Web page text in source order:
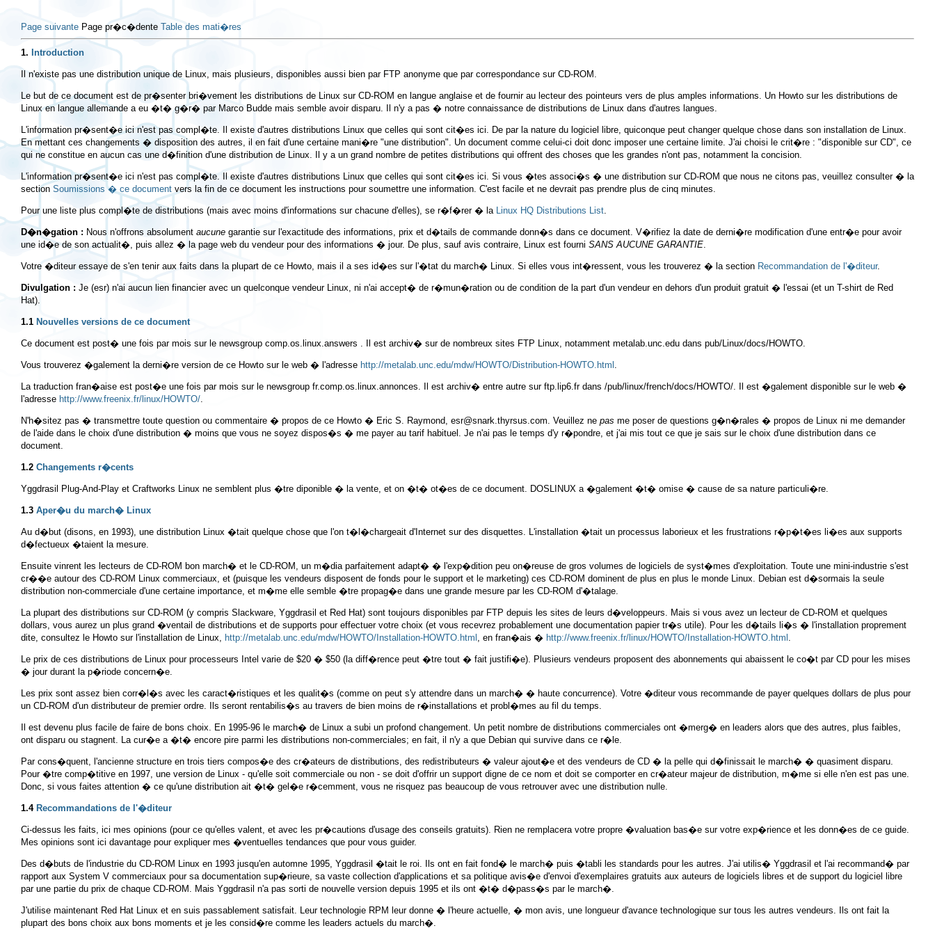
Page suivante Page pr�c�dente Table des mati�res
1. Introduction
Il n'existe pas une distribution unique de Linux, mais plusieurs, disponibles aussi bien par FTP anonyme que par correspondance sur CD-ROM.
Le but de ce document est de pr�senter bri�vement les distributions de Linux sur CD-ROM en langue anglaise et de fournir au lecteur des pointeurs vers de plus amples informations. Un Howto sur les distributions de
Linux en langue allemande a eu �t� g�r� par Marco Budde mais semble avoir disparu. Il n'y a pas � notre connaissance de distributions de Linux dans d'autres langues.
L'information pr�sent�e ici n'est pas compl�te. Il existe d'autres distributions Linux que celles qui sont cit�es ici. De par la nature du logiciel libre, quiconque peut changer quelque chose dans son installation de Linux.
En mettant ces changements � disposition des autres, il en fait d'une certaine mani�re "une distribution". Un document comme celui-ci doit donc imposer une certaine limite. J'ai choisi le crit�re : "disponible sur CD", ce
qui ne constitue en aucun cas une d�finition d'une distribution de Linux. Il y a un grand nombre de petites distributions qui offrent des choses que les grandes n'ont pas, notamment la concision.
L'information pr�sent�e ici n'est pas compl�te. Il existe d'autres distributions Linux que celles qui sont cit�es ici. Si vous �tes associ�s � une distribution sur CD-ROM que nous ne citons pas, veuillez consulter � la
section Soumissions � ce document vers la fin de ce document les instructions pour soumettre une information. C'est facile et ne devrait pas prendre plus de cinq minutes.
Pour une liste plus compl�te de distributions (mais avec moins d'informations sur chacune d'elles), se r�f�rer � la Linux HQ Distributions List.
D�n�gation : Nous n'offrons absolument aucune garantie sur l'exactitude des informations, prix et d�tails de commande donn�s dans ce document. V�rifiez la date de derni�re modification d'une entr�e pour avoir
une id�e de son actualit�, puis allez � la page web du vendeur pour des informations � jour. De plus, sauf avis contraire, Linux est fourni SANS AUCUNE GARANTIE.
Votre �diteur essaye de s'en tenir aux faits dans la plupart de ce Howto, mais il a ses id�es sur l'�tat du march� Linux. Si elles vous int�ressent, vous les trouverez � la section Recommandation de l'�diteur.
Divulgation : Je (esr) n'ai aucun lien financier avec un quelconque vendeur Linux, ni n'ai accept� de r�mun�ration ou de condition de la part d'un vendeur en dehors d'un produit gratuit � l'essai (et un T-shirt de Red
Hat).
1.1 Nouvelles versions de ce document
Ce document est post� une fois par mois sur le newsgroup comp.os.linux.answers . Il est archiv� sur de nombreux sites FTP Linux, notamment metalab.unc.edu dans pub/Linux/docs/HOWTO.
Vous trouverez �galement la derni�re version de ce Howto sur le web � l'adresse http://metalab.unc.edu/mdw/HOWTO/Distribution-HOWTO.html .
La traduction fran�aise est post�e une fois par mois sur le newsgroup fr.comp.os.linux.annonces. Il est archiv� entre autre sur ftp.lip6.frdans /pub/linux/french/docs/HOWTO/. Il est �galement disponible sur le web �
l'adresse http://www.freenix.fr/linux/HOWTO/.
N'h�sitez pas � transmettre toute question ou commentaire � propos de ce Howto � Eric S. Raymond, esr@snark.thyrsus.com. Veuillez ne pas me poser de questions g�n�rales � propos de Linux ni me demander
de l'aide dans le choix d'une distribution � moins que vous ne soyez dispos�s � me payer au tarif habituel. Je n'ai pas le temps d'y r�pondre, et j'ai mis tout ce que je sais sur le choix d'une distribution dans ce
document.
1.2 Changements r�cents
Yggdrasil Plug-And-Play et Craftworks Linux ne semblent plus �tre diponible � la vente, et on �t� ot�es de ce document. DOSLINUX a �galement �t� omise � cause de sa nature particuli�re.
1.3 Aper�u du march� Linux
Au d�but (disons, en 1993), une distribution Linux �tait quelque chose que l'on t�l�chargeait d'Internet sur des disquettes. L'installation �tait un processus laborieux et les frustrations r�p�t�es li�es aux supports
d�fectueux �taient la mesure.
Ensuite vinrent les lecteurs de CD-ROM bon march� et le CD-ROM, un m�dia parfaitement adapt� � l'exp�dition peu on�reuse de gros volumes de logiciels de syst�mes d'exploitation. Toute une mini-industrie s'est
cr��e autour des CD-ROM Linux commerciaux, et (puisque les vendeurs disposent de fonds pour le support et le marketing) ces CD-ROM dominent de plus en plus le monde Linux. Debian est d�sormais la seule
distribution non-commerciale d'une certaine importance, et m�me elle semble �tre propag�e dans une grande mesure par les CD-ROM d'�talage.
La plupart des distributions sur CD-ROM (y compris Slackware, Yggdrasil et Red Hat) sont toujours disponibles par FTP depuis les sites de leurs d�veloppeurs. Mais si vous avez un lecteur de CD-ROM et quelques
dollars, vous aurez un plus grand �ventail de distributions et de supports pour effectuer votre choix (et vous recevrez probablement une documentation papier tr�s utile). Pour les d�tails li�s � l'installation proprement
dite, consultez le Howto sur l'installation de Linux, http://metalab.unc.edu/mdw/HOWTO/Installation-HOWTO.html , en fran�ais � http://www.freenix.fr/linux/HOWTO/Installation-HOWTO.html .
Le prix de ces distributions de Linux pour processeurs Intel varie de $20 � $50 (la diff�rence peut �tre tout � fait justifi�e). Plusieurs vendeurs proposent des abonnements qui abaissent le co�t par CD pour les mises
� jour durant la p�riode concern�e.
Les prix sont assez bien corr�l�s avec les caract�ristiques et les qualit�s (comme on peut s'y attendre dans un march� � haute concurrence). Votre �diteur vous recommande de payer quelques dollars de plus pour
un CD-ROM d'un distributeur de premier ordre. Ils seront rentabilis�s au travers de bien moins de r�installations et probl�mes au fil du temps.
Il est devenu plus facile de faire de bons choix. En 1995-96 le march� de Linux a subi un profond changement. Un petit nombre de distributions commerciales ont �merg� en leaders alors que des autres, plus faibles,
ont disparu ou stagnent. La cur�e a �t� encore pire parmi les distributions non-commerciales; en fait, il n'y a que Debian qui survive dans ce r�le.
Par cons�quent, l'ancienne structure en trois tiers compos�e des cr�ateurs de distributions, des redistributeurs � valeur ajout�e et des vendeurs de CD � la pelle qui d�finissait le march� � quasiment disparu.
Pour �tre comp�titive en 1997, une version de Linux - qu'elle soit commerciale ou non - se doit d'offrir un support digne de ce nom et doit se comporter en cr�ateur majeur de distribution, m�me si elle n'en est pas une.
Donc, si vous faites attention � ce qu'une distribution ait �t� gel�e r�cemment, vous ne risquez pas beaucoup de vous retrouver avec une distribution nulle.
1.4 Recommandations de l'�diteur
Ci-dessus les faits, ici mes opinions (pour ce qu'elles valent, et avec les pr�cautions d'usage des conseils gratuits). Rien ne remplacera votre propre �valuation bas�e sur votre exp�rience et les donn�es de ce guide.
Mes opinions sont ici davantage pour expliquer mes �ventuelles tendances que pour vous guider.
Des d�buts de l'industrie du CD-ROM Linux en 1993 jusqu'en automne 1995, Yggdrasil �tait le roi. Ils ont en fait fond� le march� puis �tabli les standards pour les autres. J'ai utilis� Yggdrasil et l'ai recommand� par
rapport aux System V commerciaux pour sa documentation sup�rieure, sa vaste collection d'applications et sa politique avis�e d'envoi d'exemplaires gratuits aux auteurs de logiciels libres et de support du logiciel libre
par une partie du prix de chaque CD-ROM. Mais Yggdrasil n'a pas sorti de nouvelle version depuis 1995 et ils ont �t� d�pass�s par le march�.
J'utilise maintenant Red Hat Linux et en suis passablement satisfait. Leur technologie RPM leur donne � l'heure actuelle, � mon avis, une longueur d'avance technologique sur tous les autres vendeurs. Ils ont fait la
plupart des bons choix aux bons moments et je les consid�re comme les leaders actuels du march�.